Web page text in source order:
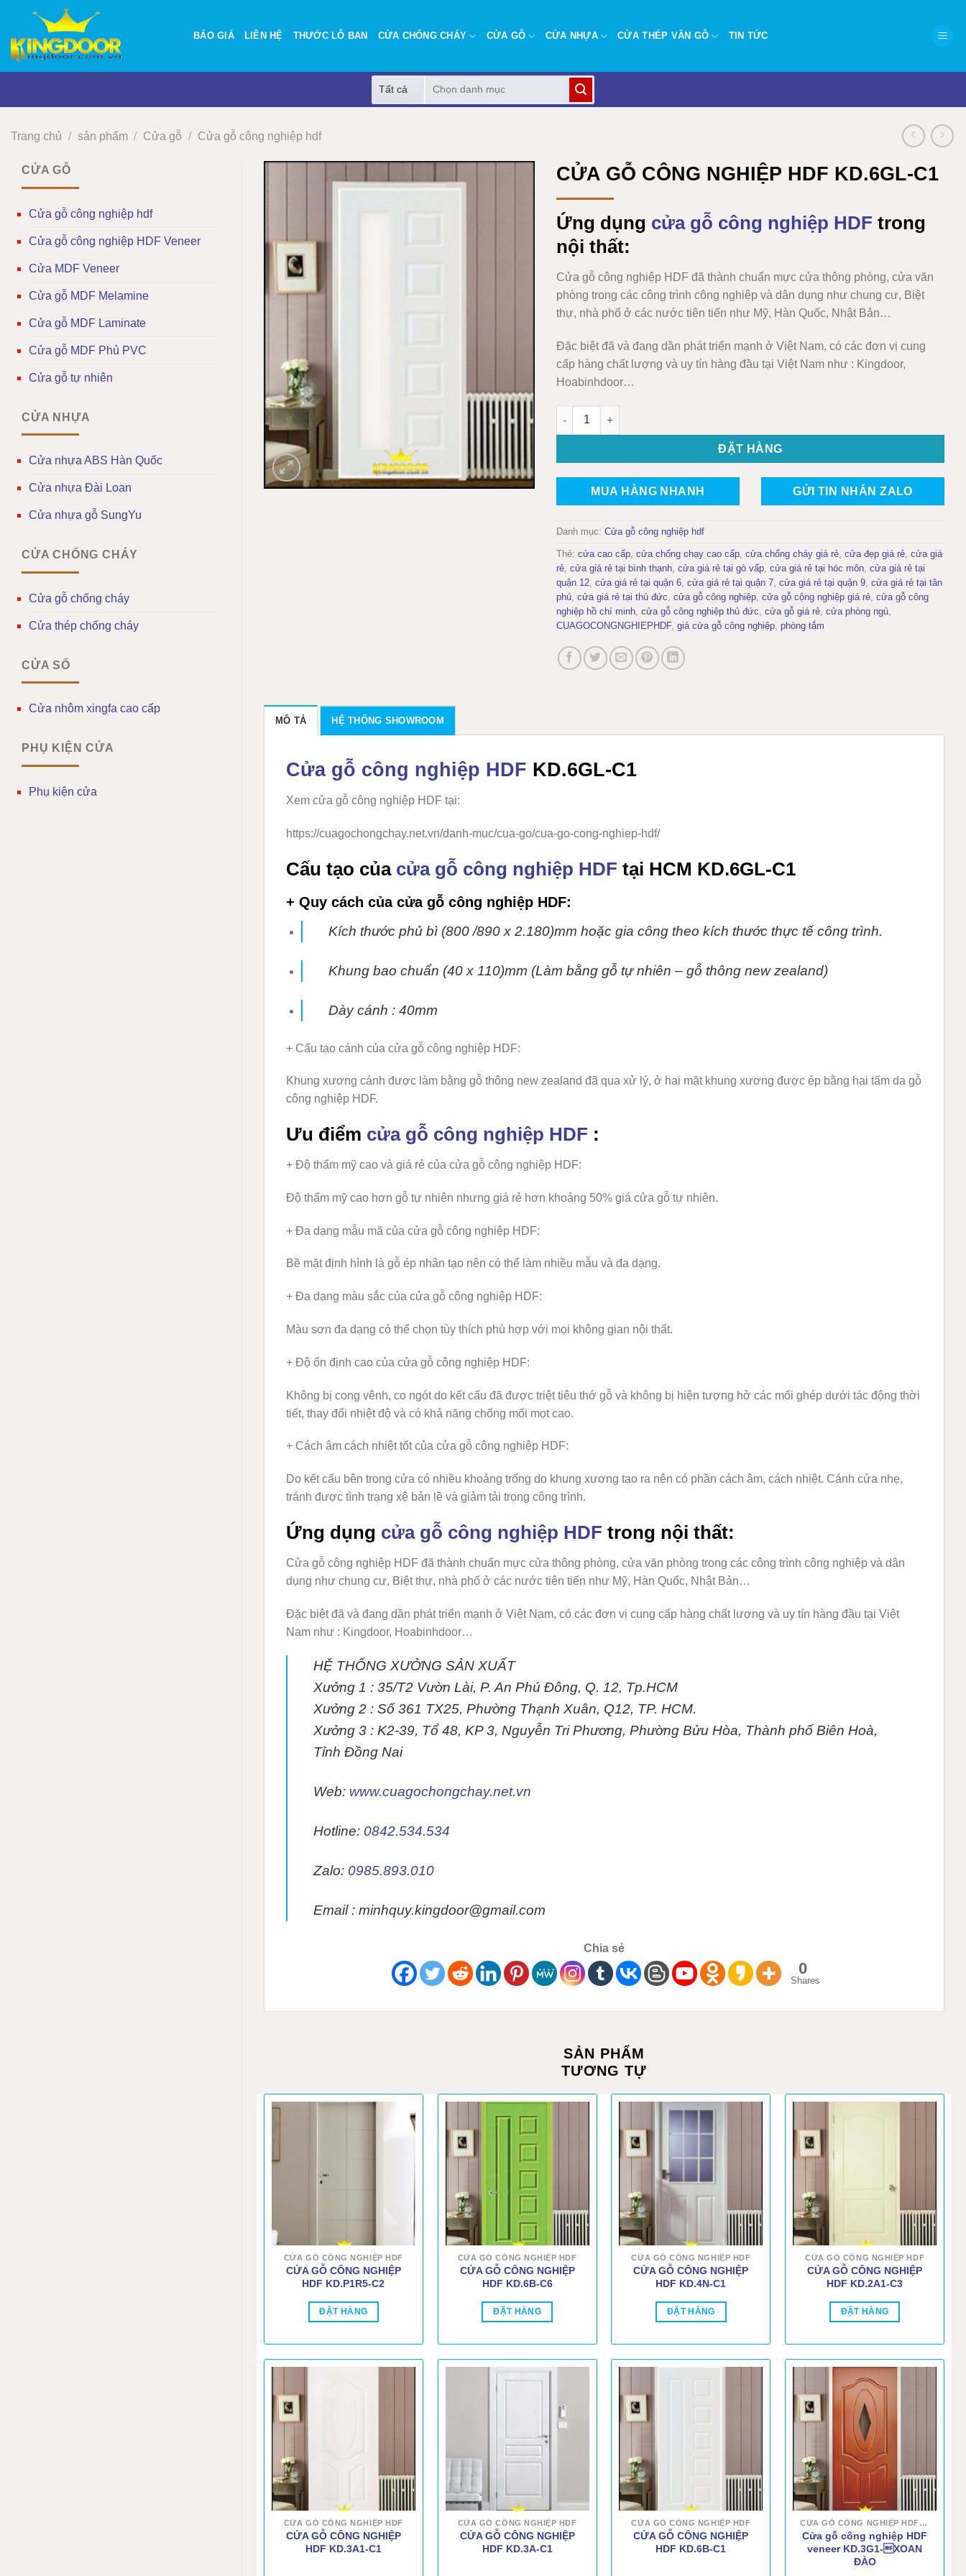
nội
dung
BÁO GIÁ LIÊN HỆ THƯỚC LỖ BAN CỬA CHỐNG CHÁY CỬA GỖ CỬA NHỰA CỬA THÉP VÂN GỖ TIN TỨC
kiếm:
Trang chủ / sản phẩm / Cửa gỗ / Cửa gỗ công nghiệp hdf
CỬA GỖ
Cửa gỗ công nghiệp hdf
Cửa gỗ công nghiệp HDF Veneer
Cửa MDF Veneer
Cửa gỗ MDF Melamine
Cửa gỗ MDF Laminate
Cửa gỗ MDF Phủ PVC
Cửa gỗ tự nhiên
CỬA NHỰA
Cửa nhựa ABS Hàn Quốc
Cửa nhựa Đài Loan
Cửa nhựa gỗ SungYu
CỬA CHỐNG CHÁY
Cửa gỗ chống cháy
Cửa thép chống cháy
CỬA SỔ
Cửa nhôm xingfa cao cấp
PHỤ KIỆN CỬA
Phụ kiện cửa
CỬA GỖ CÔNG NGHIỆP HDF KD.6GL-C1
Ứng dụng cửa gỗ công nghiệp HDF trong
nội thất:
Cửa gỗ công nghiệp HDF đã thành chuẩn mực cửa thông phòng, cửa văn
phòng trong các công trình công nghiệp và dân dụng như chung cư, Biệt
thự, nhà phố ở các nước tiên tiến như Mỹ, Hàn Quốc, Nhật Bản…
Đặc biệt đã và đang dần phát triển mạnh ở Việt Nam, có các đơn vị cung
cấp hàng chất lượng và uy tín hàng đầu tại Việt Nam như : Kingdoor,
Hoabinhdoor…
CỬA GỖ CÔNG NGHIỆP HDF KD.6GL-C1 số lượng
ĐẶT HÀNG
MUA HÀNG NHANH GỬI TIN NHẮN ZALO
Danh mục:Cửa gỗ công nghiệp hdf
Thẻ:cửa cao cấp ,cửa chống chạy cao cấp ,cửa chống cháy giá rẻ ,cửa đẹp giá rẻ ,cửa giá
rẻ ,cửa giá rẻ tại bình thạnh ,cửa giá rẻ tại gò vấp ,cửa giá rẻ tại hóc môn ,cửa giá rẻ tại
quận 12 ,cửa giá rẻ tại quận 6 ,cửa giá rẻ tại quận 7 ,cửa giá rẻ tại quận 9 ,cửa giá rẻ tại tân
phú ,cửa giá rẻ tại thủ đức ,cửa gỗ công nghiệp ,cửa gỗ cộng nghiệp giá rẻ ,cửa gỗ công
nghiệp hồ chí minh ,cửa gỗ công nghiệp thủ đức ,cửa gỗ giá rẻ ,cửa phòng ngủ
CUAGOCONGNGHIEPHDF,giá cửa gỗ công nghiệp ,phòng tắm
MÔ TẢ HỆ THỐNG SHOWROOM
Cửa gỗ công nghiệp HDF KD.6GL-C1
Xem cửa gỗ công nghiệp HDF tại:
https://cuagochongchay.net.vn/danh-muc/cua-go/cua-go-cong-nghiep-hdf/
Cấu tạo của cửa gỗ công nghiệp HDF tại HCM KD.6GL-C1
+ Quy cách của cửa gỗ công nghiệp HDF:
Kích thước phủ bì (800 /890 x 2.180)mm hoặc gia công theo kích thước thực tếcông trình.
Khung bao chuẩn (40 x 110)mm (Làm bằng gỗ tự nhiên – gỗ thông new zealand)
Dày cánh : 40mm
+ Cấu tạo cánh của cửa gỗ công nghiệp HDF:
Khung xương cánh được làm bằng gỗ thông new zealand đã qua xử lý, ở hai mặt khung xương được ép bằng hai tấm da gỗ
công nghiệp HDF.
Ưu điểm cửa gỗ công nghiệp HDF :
+ Độ thẩm mỹ cao và giá rẻ của cửa gỗ công nghiệp HDF:
Độ thẩm mỹ cao hơn gỗ tự nhiên nhưng giá rẻ hơn khoảng 50% giá cửa gỗ tự nhiên.
+ Đa dạng mẫu mã của cửa gỗ công nghiệp HDF:
Bề mặt định hình là gỗ ép nhân tạo nên có thể làm nhiều mẫu và đa dạng.
+ Đa dạng màu sắc của cửa gỗ công nghiệp HDF:
Màu sơn đa dạng có thể chọn tùy thích phù hợp với mọi không gian nội thất.
+ Độ ổn định cao của cửa gỗ công nghiệp HDF:
Không bị cong vênh, co ngót do kết cấu đã được triệt tiêu thớ gỗ và không bị hiện tượng hở các mối ghép dưới tác động thời
tiết, thay đổi nhiệt độ và có khả năng chống mối mọt cao.
+ Cách âm cách nhiệt tốt của cửa gỗ công nghiệp HDF:
Do kết cấu bên trong cửa có nhiều khoảng trống do khung xương tạo ra nên có phần cách âm, cách nhiệt. Cánh cửa nhẹ,
tránh được tình trạng xệ bản lề và giảm tải trọng công trình.
Ứng dụng cửa gỗ công nghiệp HDF trong nội thất:
Cửa gỗ công nghiệp HDF đã thành chuẩn mực cửa thông phòng, cửa văn phòng trong các công trình công nghiệp và dân
dụng như chung cư, Biệt thự, nhà phố ở các nước tiên tiến như Mỹ, Hàn Quốc, Nhật Bản…
Đặc biệt đã và đang dần phát triển mạnh ở Việt Nam, có các đơn vị cung cấp hàng chất lượng và uy tín hàng đầu tại Việt
Nam như : Kingdoor, Hoabinhdoor…
HỆ THỐNG XƯỞNG SẢN XUẤT
Xưởng 1 : 35/T2 Vườn Lài, P. An Phú Đông, Q. 12, Tp.HCM
Xưởng 2 : Số 361 TX25, Phường Thạnh Xuân, Q12, TP. HCM.
Xưởng 3 : K2-39, Tổ 48, KP 3, Nguyễn Tri Phương, Phường Bửu Hòa, Thành phố Biên Hoà,
Tỉnh Đồng Nai
Web: www.cuagochongchay.net.vn
Hotline: 0842.534.534
Zalo: 0985.893.010
Email : minhquy.kingdoor@gmail.com
Chia sẻ
0
Shares
SẢN PHẨM
TƯƠNG TỰ
CỬA GỖ CÔNG NGHIỆP HDF
CỬA GỖ CÔNG NGHIỆP
HDF KD.P1R5-C2
ĐẶT HÀNG
CỬA GỖ CÔNG NGHIỆP HDF
CỬA GỖ CÔNG NGHIỆP
HDF KD.6B-C6
ĐẶT HÀNG
CỬA GỖ CÔNG NGHIỆP HDF
CỬA GỖ CÔNG NGHIỆP
HDF KD.4N-C1
ĐẶT HÀNG
CỬA GỖ CÔNG NGHIỆP HDF
CỬA GỖ CÔNG NGHIỆP
HDF KD.2A1-C3
ĐẶT HÀNG
CỬA GỖ CÔNG NGHIỆP HDF
CỬA GỖ CÔNG NGHIỆP
HDF KD.3A1-C1
CỬA GỖ CÔNG NGHIỆP HDF
CỬA GỖ CÔNG NGHIỆP
HDF KD.3A-C1
CỬA GỖ CÔNG NGHIỆP HDF
CỬA GỖ CÔNG NGHIỆP
HDF KD.6B-C1
CỬA GỖ CÔNG NGHIỆP HDF VENEER
Cửa gỗ công nghiệp HDF
veneer KD.3G1-XOAN
ĐÀO